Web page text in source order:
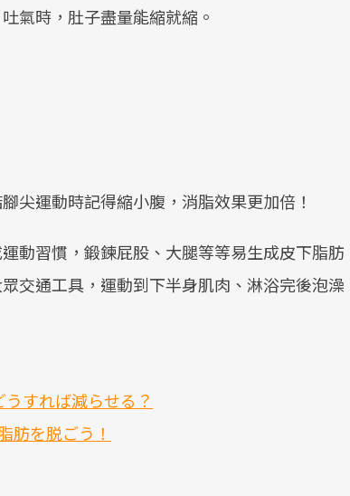
氣時，肚子盡量能縮就縮。
尖運動時記得縮小腹，消脂效果更加倍！
動習慣，鍛鍊屁股、大腿等等易生成皮下脂肪
交通工具，運動到下半身肌肉、淋浴完後泡澡
すれば減らせる？
肪を脱ごう！